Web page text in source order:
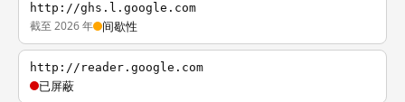
http://ghs.l.google.com
截至 2026 年 间歇性
http://reader.google.com
已屏蔽